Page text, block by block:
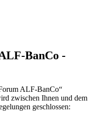
BanCo -
ALF-BanCo“
zwischen Ihnen und dem
geschlossen: